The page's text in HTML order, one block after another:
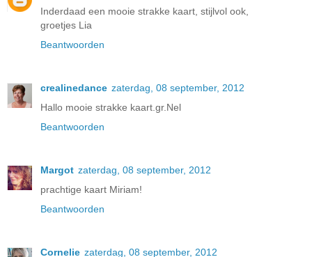
Inderdaad een mooie strakke kaart, stijlvol ook,
groetjes Lia
Beantwoorden
crealinedance zaterdag, 08 september, 2012
Hallo mooie strakke kaart.gr.Nel
Beantwoorden
Margot zaterdag, 08 september, 2012
prachtige kaart Miriam!
Beantwoorden
Cornelie zaterdag, 08 september, 2012